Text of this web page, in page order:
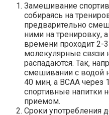
Замешивание
собираясь на
предварительно
ними на тренировку,
времени проходит 2-
молекулярные связи
распадаются. Так,
смешивании с водой
40 мин, а ВСАА через
спортивные напитки
приемом.
Сроки употребления